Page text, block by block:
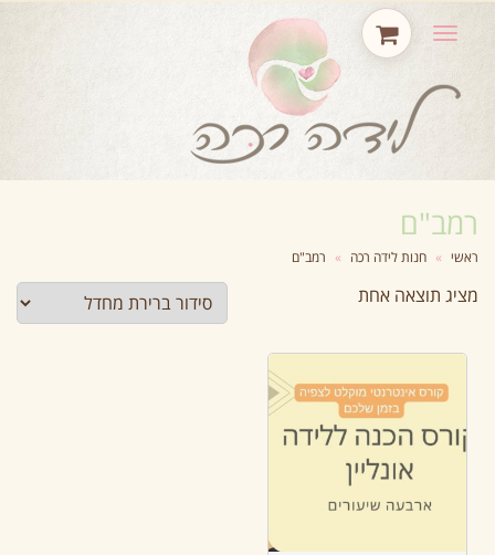
תפריט
רמב"ם
ראשי » חנות לידה רכה » רמב"ם
מציג תוצאה אחת